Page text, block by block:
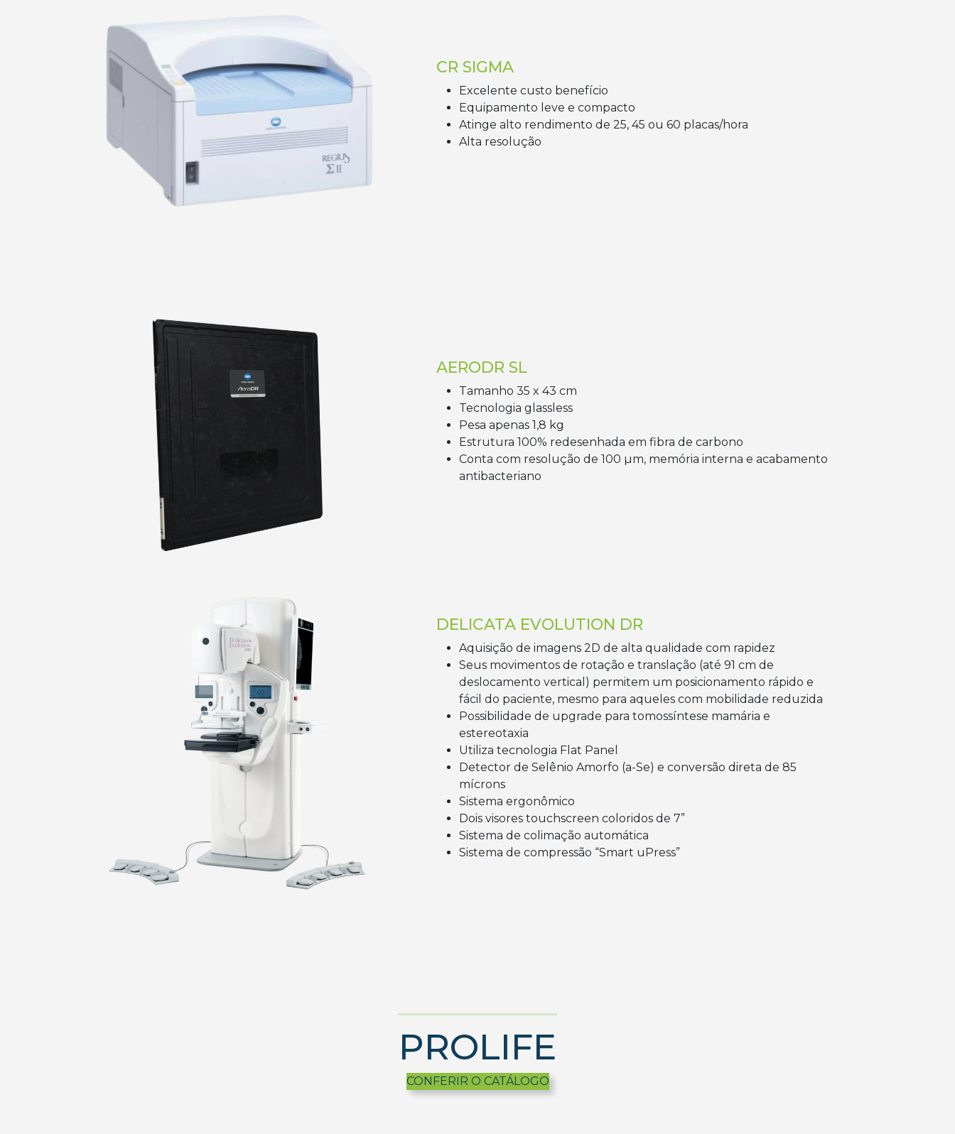
CR SIGMA
Excelente custo benefício
Equipamento leve e compacto
Atinge alto rendimento de 25, 45 ou 60 placas/hora
Alta resolução
AERODR SL
Tamanho 35 x 43 cm
Tecnologia glassless
Pesa apenas 1,8 kg
Estrutura 100% redesenhada em fibra de carbono
Conta com resolução de 100 µm, memória interna e acabamento
antibacteriano
DELICATA EVOLUTION DR
Aquisição de imagens 2D de alta qualidade com rapidez
Seus movimentos de rotação e translação (até 91 cm de
deslocamento vertical) permitem um posicionamento rápido e
fácil do paciente, mesmo para aqueles com mobilidade reduzida
Possibilidade de upgrade para tomossíntese mamária e
estereotaxia
Utiliza tecnologia Flat Panel
Detector de Selênio Amorfo (a-Se) e conversão direta de 85
mícrons
Sistema ergonômico
Dois visores touchscreen coloridos de 7”
Sistema de colimação automática
Sistema de compressão “Smart uPress”
PROLIFE
CONFERIR O CATÁLOGO